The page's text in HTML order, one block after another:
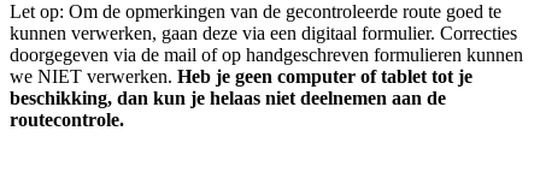
Let op: Om de opmerkingen van de gecontroleerde route goed te
kunnen verwerken, gaan deze via een digitaal formulier. Correcties
doorgegeven via de mail of op handgeschreven formulieren kunnen
we NIET verwerken. Heb je geen computer of tablet tot je
beschikking, dan kun je helaas niet deelnemen aan de
routecontrole.